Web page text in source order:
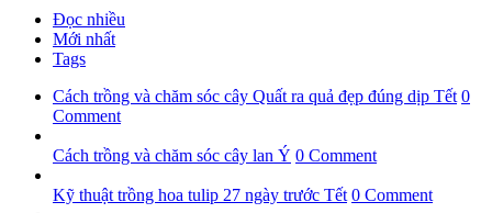
Đọc nhiều
Mới nhất
Tags
Cách trồng và chăm sóc cây Quất ra quả đẹp đúng dịp Tết 0
Comment
Cách trồng và chăm sóc cây lan Ý 0 Comment
Kỹ thuật trồng hoa tulip 27 ngày trước Tết 0 Comment